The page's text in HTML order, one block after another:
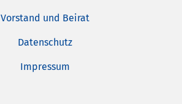
Vorstand und Beirat
Datenschutz
Impressum